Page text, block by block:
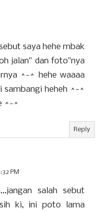
saya hehe mbak
jalan" dan foto"nya
^-^ hehe waaaa
sambangi heheh ^-^
^-^
Reply
PM
salah sebut
ki, ini poto lama